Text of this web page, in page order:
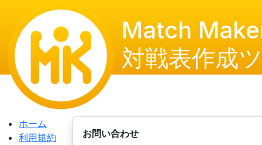
Match
対戦表作成
ホーム
利用規約
お問い合わせ